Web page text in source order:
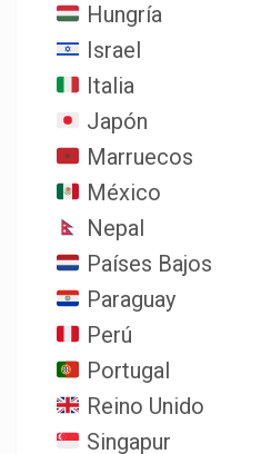
Hungría
Israel
Italia
Japón
Marruecos
México
Nepal
Países Bajos
Paraguay
Perú
Portugal
Reino Unido
Singapur